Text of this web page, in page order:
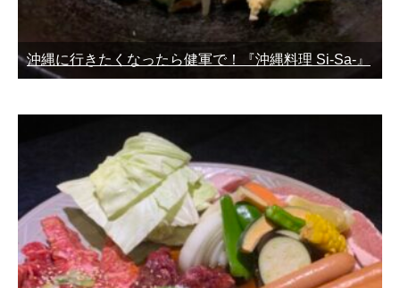
沖縄に行きたくなったら健軍で！『沖縄料理 Si-Sa-』